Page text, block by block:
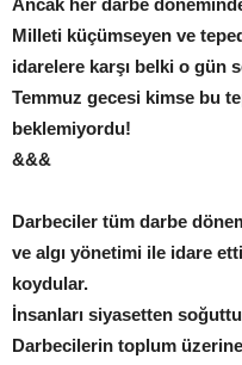
Ancak her darbe
Milleti küçümseyen ve
idarelere karşı belki o gün
Temmuz gecesi kimse bu
beklemiyordu!
&&&
Darbeciler tüm darbe
ve algı yönetimi ile idare
koydular.
İnsanları siyasetten
Darbecilerin toplum